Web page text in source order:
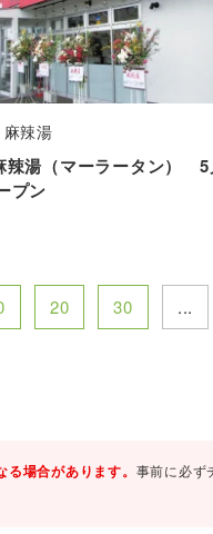
辣湯
辣湯（マーラータン） 5
プン
20 30
...
場合があります。 事前に必ず